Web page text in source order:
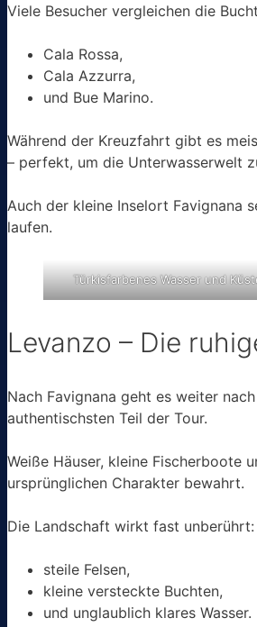
Viele Besucher vergleichen die
Cala Rossa,
Cala Azzurra,
und Bue Marino.
Während der Kreuzfahrt gibt es
– perfekt, um die Unterwasserwelt
Auch der kleine Inselort Favignana
laufen.
Türkisfarbenes Wasser und
Levanzo – Die
Nach Favignana geht es weiter
authentischsten Teil der Tour.
Weiße Häuser, kleine Fischerboote
ursprünglichen Charakter bewahrt.
Die Landschaft wirkt fast unberührt:
steile Felsen,
kleine versteckte Buchten,
und unglaublich klares Wasser.